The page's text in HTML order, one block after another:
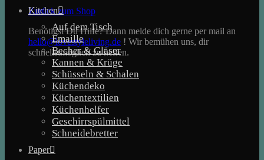
Zurück zum Shop
Benötigst Du Hilfe? Dann melde dich gerne per mail an
hello@lovestyleliving.de ! Wir bemühen uns, dir
schnellstmöglich zu helfen.
Kitchen
Auf dem Tisch
Emaille
Becher & Gläser
Kannen & Krüge
Schüsseln & Schalen
Küchendeko
Küchentextilien
Küchenhelfer
Geschirrspülmittel
Schneidebretter
Paper